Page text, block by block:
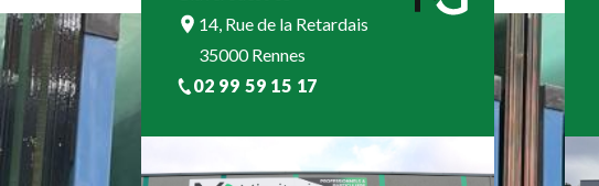
14, Rue de la Retardais
35000 Rennes
02 99 59 15 17